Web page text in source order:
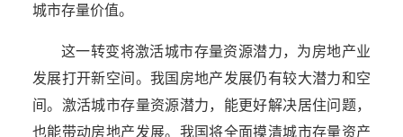
城市存量价值。
这一转变将激活城市存量资源潜力，为房地产业
发展打开新空间。我国房地产发展仍有较大潜力和空
间。激活城市存量资源潜力，能更好解决居住问题，
也能带动房地产发展。我国将全面摸清城市存量资产